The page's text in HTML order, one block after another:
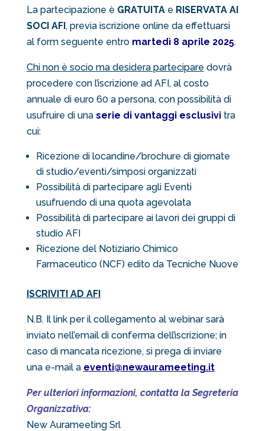
La partecipazione è GRATUITAe RISERVATA AI
SOCI AFI, previa iscrizione online da effettuarsi
al form seguente entro martedì 8 aprile 2025.
Chi non è socio ma desidera partecipare dovrà
procedere con l’iscrizione ad AFI, al costo
annuale di euro 60 a persona, con possibilità di
usufruire di una serie di vantaggi esclusivi tra
cui:
Ricezione di locandine/brochure di giornate
di studio/eventi/simposi organizzati
Possibilità di partecipare agli Eventi
usufruendo di una quota agevolata
Possibilità di partecipare ai lavori dei gruppi di
studio AFI
Ricezione del Notiziario Chimico
Farmaceutico (NCF) edito da Tecniche Nuove
ISCRIVITI AD AFI
N.B. Il link per il collegamento al webinar sarà
inviato nell’email di conferma dell’iscrizione; in
caso di mancata ricezione, si prega di inviare
una e-mail a eventi@newaurameeting.it
Per ulteriori informazioni, contatta la Segreteria
Organizzativa:
New Aurameeting Srl